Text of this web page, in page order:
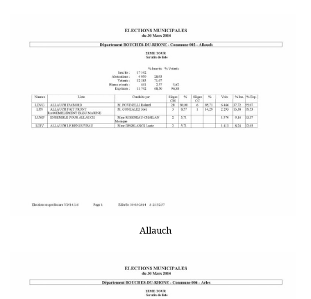
Allauch